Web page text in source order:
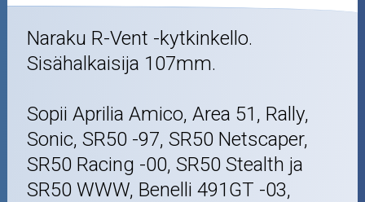
Naraku R-Vent -kytkinkello.
Sisähalkaisija 107mm.
Sopii Aprilia Amico, Area 51, Rally,
Sonic, SR50 -97, SR50 Netscaper,
SR50 Racing -00, SR50 Stealth ja
SR50 WWW, Benelli 491GT -03,